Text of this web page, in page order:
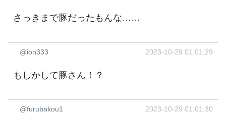
さっきまで豚だったもんな……
@ion333 2023-10-29 01:01:29
もしかして豚さん！？
@furubakou1 2023-10-29 01:01:30